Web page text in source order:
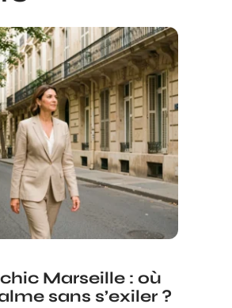
Marseille : où
sans s’exiler ?